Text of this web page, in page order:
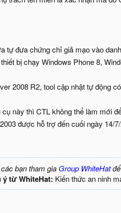
tự đưa chứng chỉ giả mạo vào
bị chạy Windows Phone 8,
2008 R2, tool cập nhật tự động
này thì CTL không thể làm mới
được hỗ trợ đến cuối ngày 14/
bạn tham gia Group WhiteHatđể
ý từ WhiteHat: Kiến thức an ninh